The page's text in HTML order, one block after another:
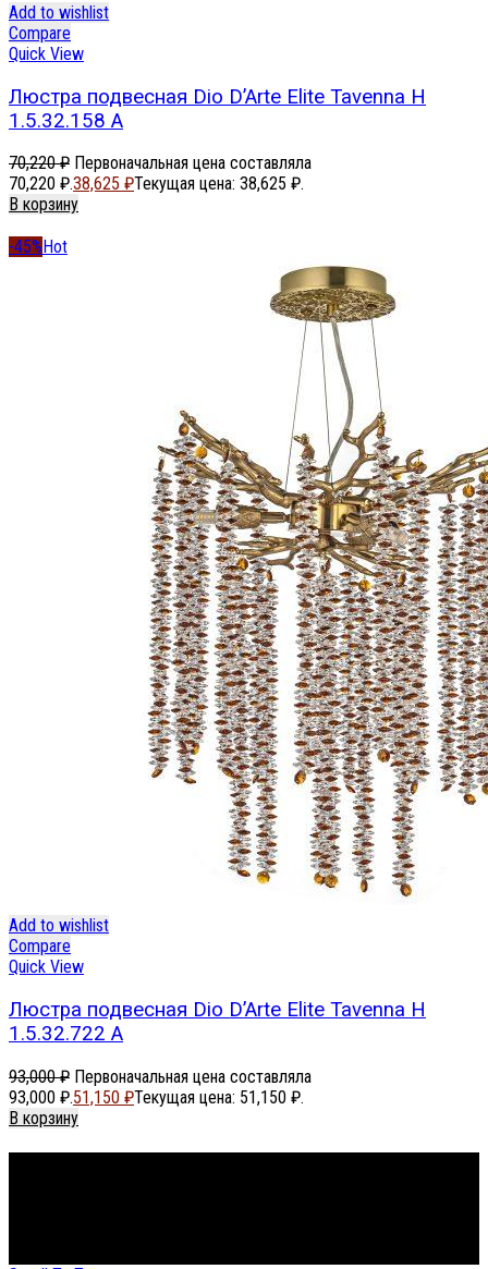
Add to wishlist
Compare
Quick View
Люстра подвесная Dio D’Arte Elite Tavenna H
1.5.32.158 A
70,220₽ Первоначальная цена составляла
70,220 ₽.38,625 ₽Текущая цена: 38,625 ₽.
В корзину
-45% Hot
Add to wishlist
Compare
Quick View
Люстра подвесная Dio D’Arte Elite Tavenna H
1.5.32.722 A
93,000₽ Первоначальная цена составляла
93,000 ₽.51,150 ₽Текущая цена: 51,150 ₽.
В корзину